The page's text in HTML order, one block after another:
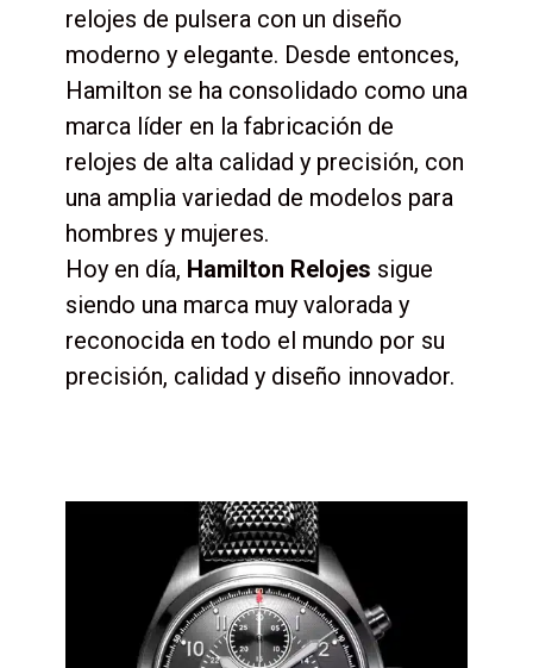
relojes de pulsera con un diseño
moderno y elegante. Desde entonces,
Hamilton se ha consolidado como una
marca líder en la fabricación de
relojes de alta calidad y precisión, con
una amplia variedad de modelos para
hombres y mujeres.
Hoy en día, Hamilton Relojes sigue
siendo una marca muy valorada y
reconocida en todo el mundo por su
precisión, calidad y diseño innovador.